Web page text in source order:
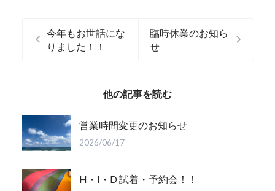
今年もお世話にな
りました！！
臨時休業のお知ら
せ
他の記事を読む
営業時間変更のお知らせ
2026/06/17
H・I・D 試着・予約会！！